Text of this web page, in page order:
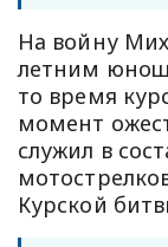
На войну
летним
то время
момент
служил в
Курской